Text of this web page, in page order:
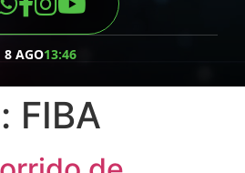
8 AGO13:46
FIBA